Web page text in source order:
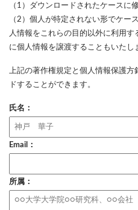
（1）ダウンロードされたケースに
（2）個人が特定されない形でケー
人情報をこれらの目的以外に利用
に個人情報を譲渡することもいたし
上記の著作権規定と個人情報保護
ドすることができます。
氏名：
Email：
所属：